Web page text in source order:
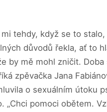
mi tehdy, když se to
důvodů řekla, ať to
by mě mohl zničit.
zpěvačka Jana
o sexuálním útoku
„Chci pomoci obětem.